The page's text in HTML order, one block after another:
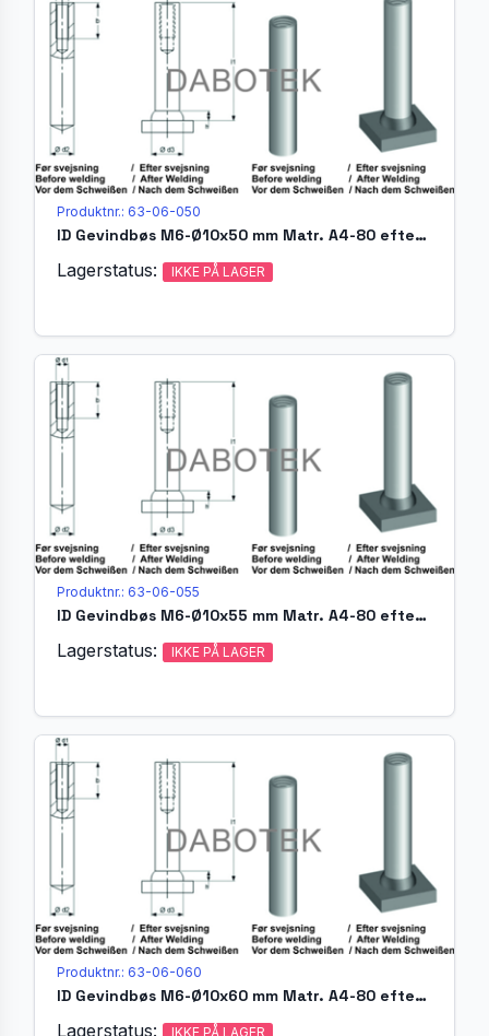
Produktnr.: 63-06-050
ID Gevindbøs M6-Ø10x50 mm Matr. A4-80 efter EN ISO 13918
Lagerstatus: IKKE PÅ LAGER
Produktnr.: 63-06-055
ID Gevindbøs M6-Ø10x55 mm Matr. A4-80 efter EN ISO 13918
Lagerstatus: IKKE PÅ LAGER
Produktnr.: 63-06-060
ID Gevindbøs M6-Ø10x60 mm Matr. A4-80 efter EN ISO 13918
Lagerstatus: IKKE PÅ LAGER